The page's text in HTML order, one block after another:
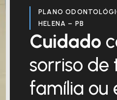
PLANO
HELENA – PB
Cuidado
sorriso de
família ou